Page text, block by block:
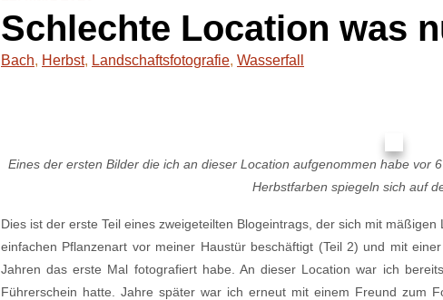
Schlechte Location was
Bach, Herbst, Landschaftsfotografie, Wasserfall
Eines der ersten Bilder die ich an dieser Location aufgenommen habe vor
Herbstfarben spiegeln sich auf
Dies ist der erste Teil eines zweigeteilten Blogeintrags, der sich mit
einfachen Pflanzenart vor meiner Haustür beschäftigt (Teil 2) und mit
Jahren das erste Mal fotografiert habe. An dieser Location war ich
Führerschein hatte. Jahre später war ich erneut mit einem Freund zum